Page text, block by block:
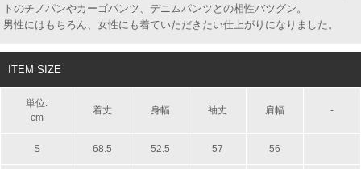
トのチノパンやカーゴパンツ、デニムパンツとの相性バツグン。
男性にはもちろん、女性にも着ていただきたい仕上がりになりました。
ITEM SIZE
単位:
cm
着丈 身幅 袖丈 肩幅 -
S 68.5 52.5 57 56